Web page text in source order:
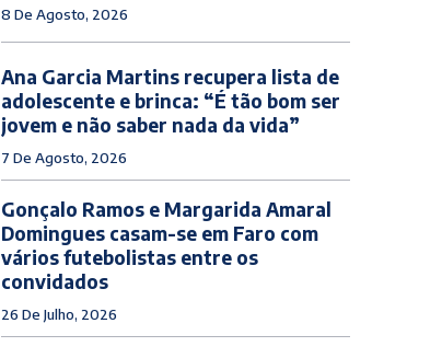
8 De Agosto, 2026
Ana Garcia Martins recupera lista de
adolescente e brinca: “É tão bom ser
jovem e não saber nada da vida”
7 De Agosto, 2026
Gonçalo Ramos e Margarida Amaral
Domingues casam-se em Faro com
vários futebolistas entre os
convidados
26 De Julho, 2026